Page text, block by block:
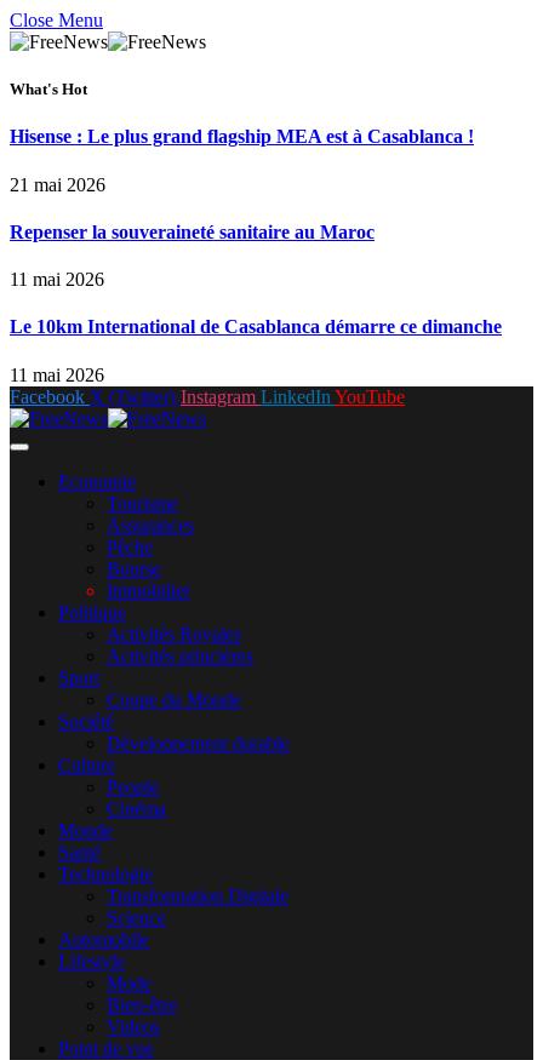
Close Menu
What's Hot
Hisense : Le plus grand flagship MEA est à Casablanca !
21 mai 2026
Repenser la souveraineté sanitaire au Maroc
11 mai 2026
Le 10km International de Casablanca démarre ce dimanche
11 mai 2026
Facebook X (Twitter) Instagram LinkedIn YouTube
Economie
Tourisme
Assurances
Pêche
Bourse
Immobilier
Politique
Activités Royales
Activités princières
Sport
Coupe du Monde
Société
Développement durable
Culture
People
Cinéma
Monde
Santé
Technologie
Transformation Digitale
Science
Automobile
Lifestyle
Mode
Bien-être
Videos
Point de vue